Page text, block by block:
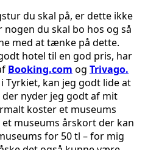
du skal på, er dette ikke
du skal bo hos og så
med at tænke på dette.
hotel til en god pris, har
Booking.com og Trivago.
Tyrkiet, kan jeg godt lide at
der nyder jeg godt af mit
koster et museums
museums årskort der kan
for 50 tl – for mig